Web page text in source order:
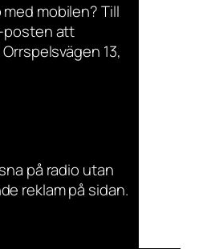
mobilen? Till
posten att
13,
på radio utan
reklam på sidan.